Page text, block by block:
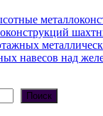
навесов над
Поиск